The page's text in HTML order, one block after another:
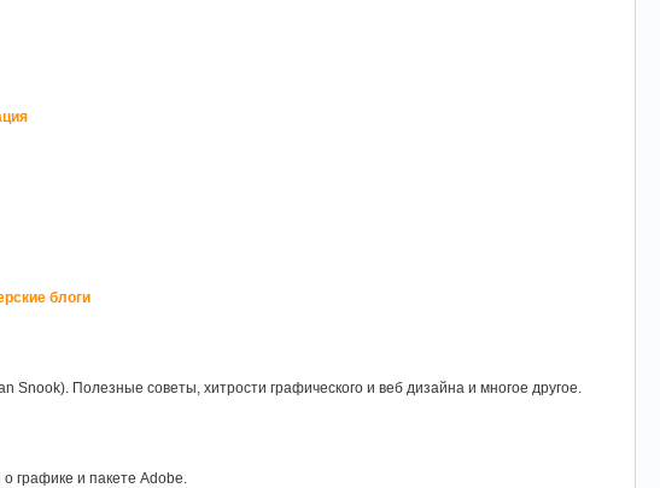
блоги
Полезные советы, хитрости графического и веб дизайна и многое другое.
графике и пакете Adobe.